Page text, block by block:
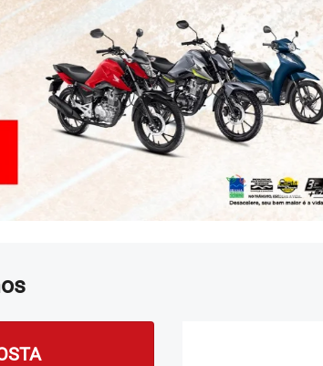
01.components.carousel.texts.control_prev